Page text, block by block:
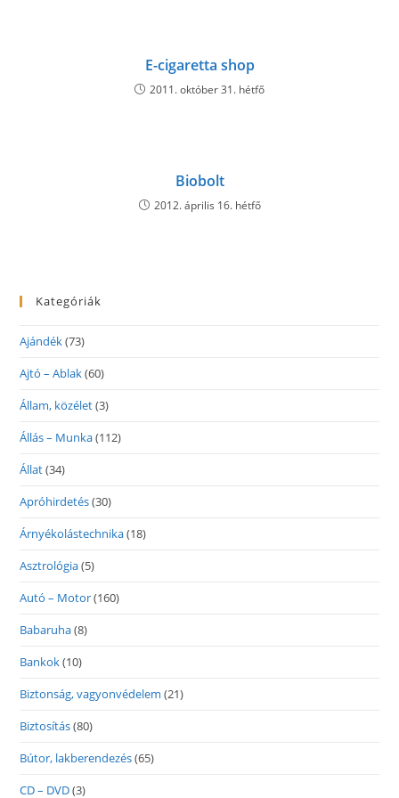
E-cigaretta shop
2011. október 31. hétfő
Biobolt
2012. április 16. hétfő
Kategóriák
Ajándék(73)
Ajtó – Ablak(60)
Állam, közélet(3)
Állás – Munka(112)
Állat(34)
Apróhirdetés(30)
Árnyékolástechnika(18)
Asztrológia(5)
Autó – Motor(160)
Babaruha(8)
Bankok(10)
Biztonság, vagyonvédelem (21)
Biztosítás(80)
Bútor, lakberendezés(65)
CD – DVD(3)